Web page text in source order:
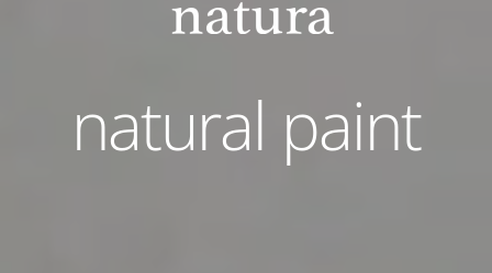
natural paint